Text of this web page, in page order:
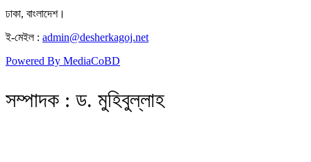
ঢাকা, বাংলাদেশ।
ই-মেইল : admin@desherkagoj.net
Powered By MediaCoBD
সম্পাদক : ড. মুহিবুল্লাহ